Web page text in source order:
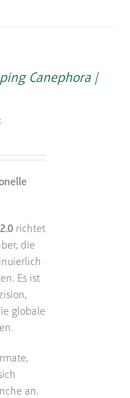
Canephora |
richtet
die
Es ist
globale
an.